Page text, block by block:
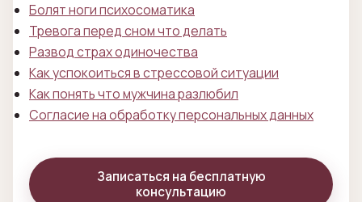
Болят ноги психосоматика
Тревога перед сном что делать
Развод страх одиночества
Как успокоиться в стрессовой ситуации
Как понять что мужчина разлюбил
Согласие на обработку персональных данных
Записаться на бесплатную
консультацию